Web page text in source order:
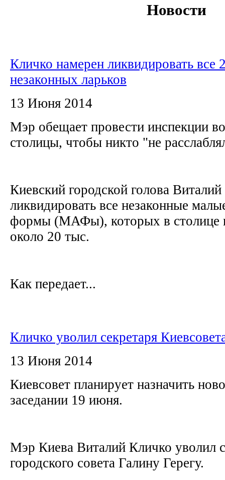
Новости
Кличко намерен ликвидировать все
незаконных ларьков
13 Июня 2014
Мэр обещает провести инспекции
столицы, чтобы никто "не
Киевский городской голова
ликвидировать все незаконные
формы (МАФы), которых в столице
около 20 тыс.
Как передает...
Кличко уволил секретаря
13 Июня 2014
Киевсовет планирует назначить
заседании 19 июня.
Мэр Киева Виталий Кличко уволил
городского совета Галину Герегу.